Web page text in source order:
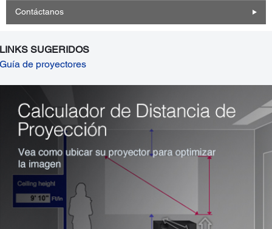
Contáctanos
LINKS SUGERIDOS
Guía de proyectores